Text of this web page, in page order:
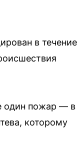
в течение
один пожар — в
которому